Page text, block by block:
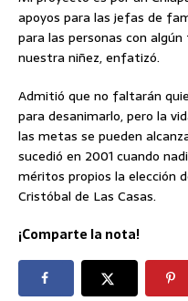
apoyos para las jefas de
para las personas con
nuestra niñez, enfatizó.
Admitió que no faltarán
para desanimarlo, pero la
las metas se pueden
sucedió en 2001 cuando
méritos propios la elección
Cristóbal de Las Casas.
¡Comparte la nota!